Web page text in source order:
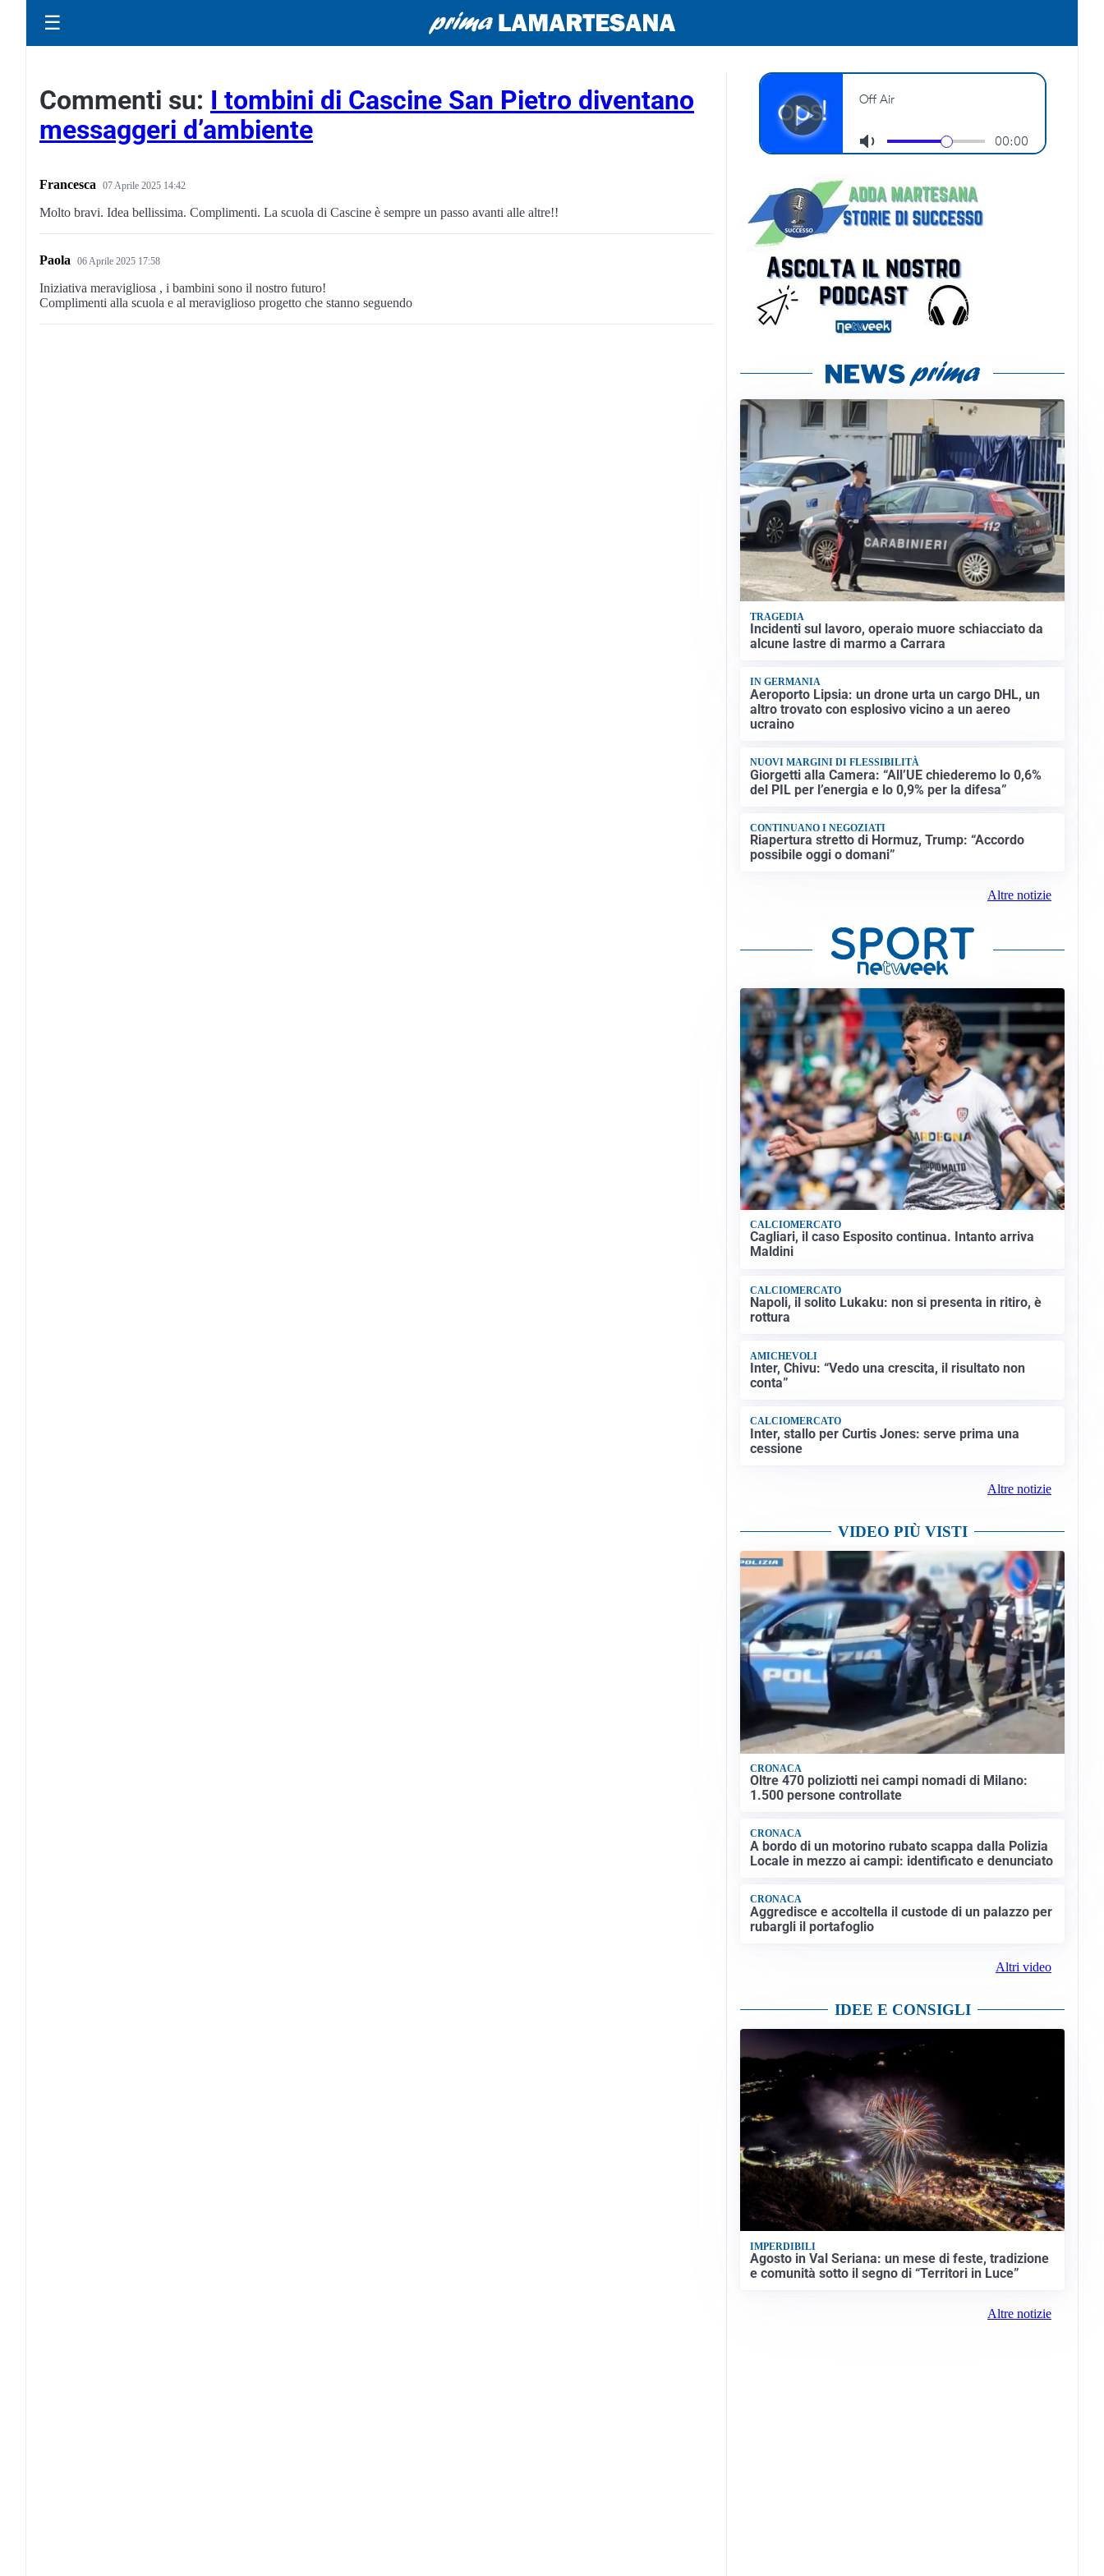
☰
Commenti su: I tombini di Cascine San Pietro diventano
messaggeri d’ambiente
Francesca 07 Aprile 2025 14:42
Molto bravi. Idea bellissima. Complimenti. La scuola di Cascine è sempre un passo avanti alle altre!!
Paola 06 Aprile 2025 17:58
Iniziativa meravigliosa , i bambini sono il nostro futuro!
Complimenti alla scuola e al meraviglioso progetto che stanno seguendo
TRAGEDIA
Incidenti sul lavoro, operaio muore schiacciato da
alcune lastre di marmo a Carrara
IN GERMANIA
Aeroporto Lipsia: un drone urta un cargo DHL, un
altro trovato con esplosivo vicino a un aereo
ucraino
NUOVI MARGINI DI FLESSIBILITÀ
Giorgetti alla Camera: “All’UE chiederemo lo 0,6%
del PIL per l’energia e lo 0,9% per la difesa”
CONTINUANO I NEGOZIATI
Riapertura stretto di Hormuz, Trump: “Accordo
possibile oggi o domani”
Altre notizie
CALCIOMERCATO
Cagliari, il caso Esposito continua. Intanto arriva
Maldini
CALCIOMERCATO
Napoli, il solito Lukaku: non si presenta in ritiro, è
rottura
AMICHEVOLI
Inter, Chivu: “Vedo una crescita, il risultato non
conta”
CALCIOMERCATO
Inter, stallo per Curtis Jones: serve prima una
cessione
Altre notizie
VIDEO PIÙ VISTI
CRONACA
Oltre 470 poliziotti nei campi nomadi di Milano:
1.500 persone controllate
CRONACA
A bordo di un motorino rubato scappa dalla Polizia
Locale in mezzo ai campi: identificato e denunciato
CRONACA
Aggredisce e accoltella il custode di un palazzo per
rubargli il portafoglio
Altri video
IDEE E CONSIGLI
IMPERDIBILI
Agosto in Val Seriana: un mese di feste, tradizione
e comunità sotto il segno di “Territori in Luce”
Altre notizie